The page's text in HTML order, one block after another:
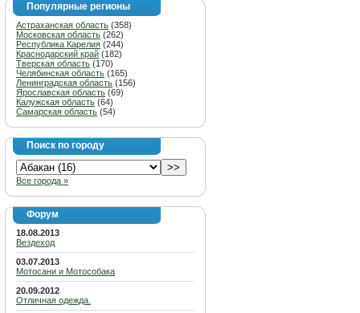
Популярные регионы
Астраханская область (358)
Московская область (262)
Республика Карелия (244)
Краснодарский край (182)
Тверская область (170)
Челябинская область (165)
Ленинградская область (156)
Ярославская область (69)
Калужская область (64)
Самарская область (54)
Поиск по городу
Все города »
Форум
18.08.2013
Вездеход
03.07.2013
Мотосани и Мотособака
20.09.2012
Отличная одежда.